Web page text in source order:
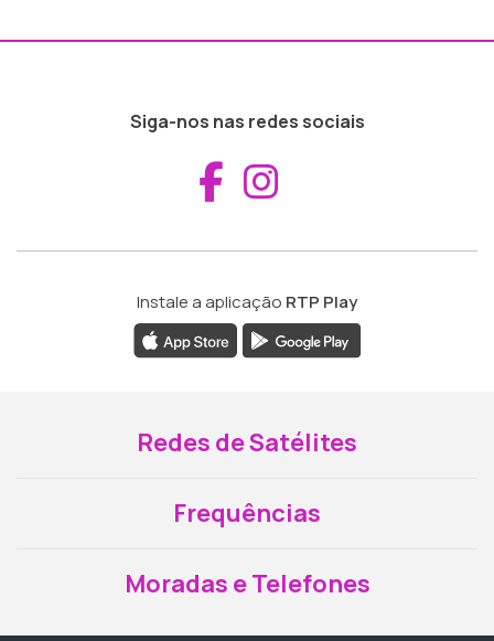
Siga-nos nas redes sociais
Aceder ao
Instale a aplicação RTP Play
Redes de Satélites
Frequências
Moradas e Telefones